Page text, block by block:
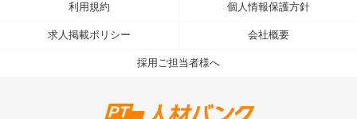
利用規約 個人情報保護方針
求人掲載ポリシー 会社概要
採用ご担当者様へ